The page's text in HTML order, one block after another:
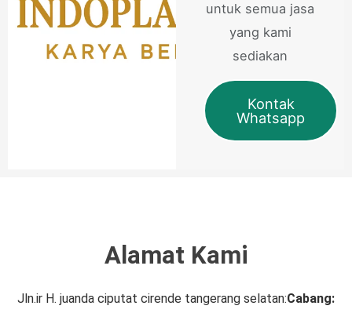
untuk semua jasa
yang kami
sediakan
Kontak
Whatsapp
Alamat Kami
Jln.ir H. juanda ciputat cirende tangerang selatan:Cabang: